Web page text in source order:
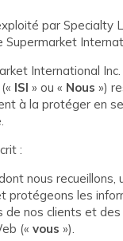
par Specialty
Supermarket
International
ISI » ou « Nous »)
à la protéger en
:
nous recueillons,
protégeons les
de nos clients et
(« vous »).